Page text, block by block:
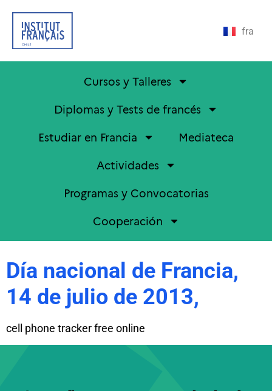
fra
Cursos y Talleres
Diplomas y Tests de francés
Estudiar en Francia
Mediateca
Actividades
Programas y Convocatorias
Cooperación
Día nacional de Francia,
14 de julio de 2013,
cell phone tracker free online